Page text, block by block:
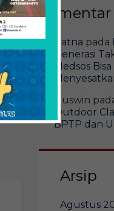
Komentar
Ratna pada
Generasi
Medsos
Guswin
Outdoor
BPTP dan
Arsip
Agustus